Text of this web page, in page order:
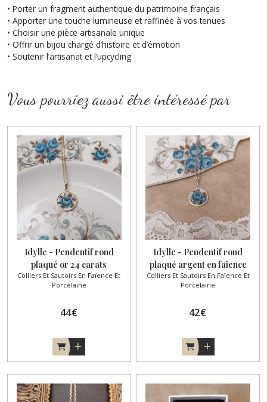
• Porter un fragment authentique du patrimoine français
• Apporter une touche lumineuse et raffinée à vos tenues
• Choisir une pièce artisanale unique
• Offrir un bijou chargé d’histoire et d’émotion
• Soutenir l’artisanat et l’upcycling
Vous pourriez aussi être intéressé par
Idylle - Pendentif rond
plaqué or 24 carats
Colliers Et Sautoirs En Faïence Et
Porcelaine
44€
Idylle - Pendentif rond
plaqué argent en faîence
ancienne
Colliers Et Sautoirs En Faïence Et
Porcelaine
42€